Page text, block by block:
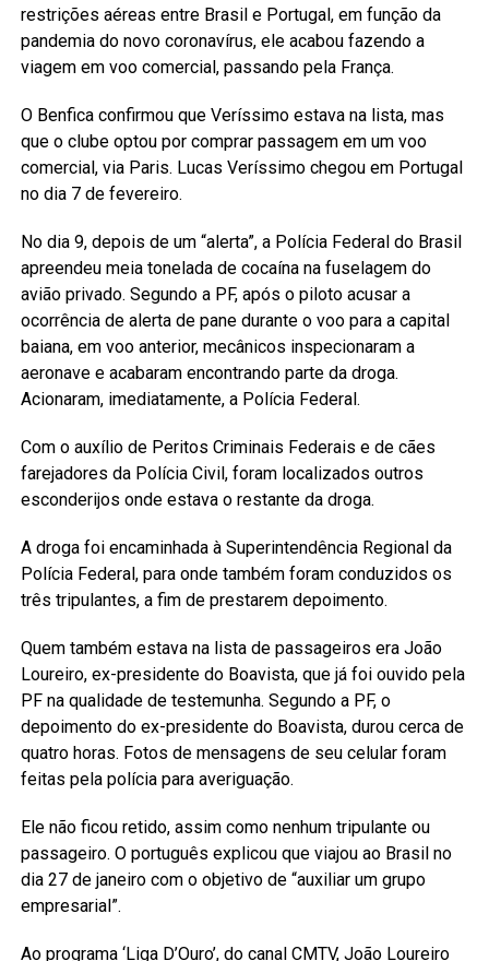
restrições aéreas entre Brasil e Portugal, em função da
pandemia do novo coronavírus, ele acabou fazendo a
viagem em voo comercial, passando pela França.
O Benfica confirmou que Veríssimo estava na lista, mas
que o clube optou por comprar passagem em um voo
comercial, via Paris. Lucas Veríssimo chegou em Portugal
no dia 7 de fevereiro.
No dia 9, depois de um “alerta”, a Polícia Federal do Brasil
apreendeu meia tonelada de cocaína na fuselagem do
avião privado. Segundo a PF, após o piloto acusar a
ocorrência de alerta de pane durante o voo para a capital
baiana, em voo anterior, mecânicos inspecionaram a
aeronave e acabaram encontrando parte da droga.
Acionaram, imediatamente, a Polícia Federal.
Com o auxílio de Peritos Criminais Federais e de cães
farejadores da Polícia Civil, foram localizados outros
esconderijos onde estava o restante da droga.
A droga foi encaminhada à Superintendência Regional da
Polícia Federal, para onde também foram conduzidos os
três tripulantes, a fim de prestarem depoimento.
Quem também estava na lista de passageiros era João
Loureiro, ex-presidente do Boavista, que já foi ouvido pela
PF na qualidade de testemunha. Segundo a PF, o
depoimento do ex-presidente do Boavista, durou cerca de
quatro horas. Fotos de mensagens de seu celular foram
feitas pela polícia para averiguação.
Ele não ficou retido, assim como nenhum tripulante ou
passageiro. O português explicou que viajou ao Brasil no
dia 27 de janeiro com o objetivo de “auxiliar um grupo
empresarial”.
Ao programa ‘Liga D’Ouro’, do canal CMTV, João Loureiro